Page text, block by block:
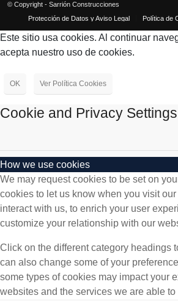
© Copyright - Sarrión Construcciones
Protección de Datos y Aviso Legal
Política de
Este sitio usa cookies. Al continuar
acepta nuestro uso de cookies.
OK Ver Política Cookies
Cookie and Privacy Settings
How we use cookies
We may request cookies to be set on
cookies to let us know when you visit
interact with us, to enrich your user
customize your relationship with our
Click on the different category headings
can also change some of your
some types of cookies may impact your
websites and the services we are able to